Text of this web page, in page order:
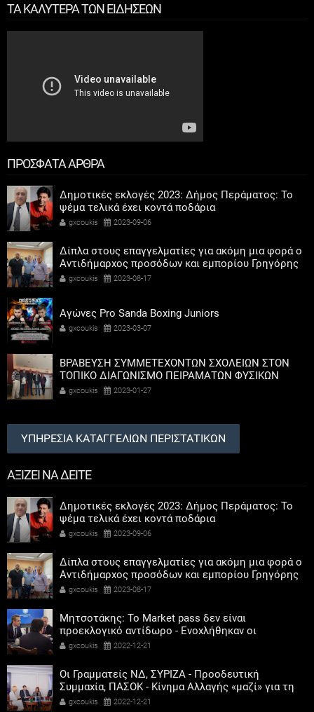
ΤΑ ΚΑΛΥΤΕΡΑ ΤΩΝ ΕΙΔΗΣΕΩΝ
ΠΡΟΣΦΑΤΑ ΑΡΘΡΑ
Δημοτικές εκλογές 2023: Δήμος Περάματος: Το
ψέμα τελικά έχει κοντά ποδάρια
gxcoukis 2023-09-06
Δίπλα στους επαγγελματίες για ακόμη μια φορά ο
Αντιδήμαρχος προσόδων και εμπορίου Γρηγόρης
Καψοκόλης
gxcoukis 2023-08-17
Αγώνες Pro Sanda Boxing Juniors
gxcoukis 2023-03-07
ΒΡΑΒΕΥΣΗ ΣΥΜΜΕΤΕΧΟΝΤΩΝ ΣΧΟΛΕΙΩΝ ΣΤΟΝ
ΤΟΠΙΚΟ ΔΙΑΓΩΝΙΣΜΟ ΠΕΙΡΑΜΑΤΩΝ ΦΥΣΙΚΩΝ
ΕΠΙΣΤΗΜΩΝ
gxcoukis 2023-01-27
ΥΠΗΡΕΣΙΑ ΚΑΤΑΓΓΕΛΙΩΝ ΠΕΡΙΣΤΑΤΙΚΩΝ
ΑΞΙΖΕΙ ΝΑ ΔΕΙΤΕ
Δημοτικές εκλογές 2023: Δήμος Περάματος: Το
ψέμα τελικά έχει κοντά ποδάρια
gxcoukis 2023-09-06
Δίπλα στους επαγγελματίες για ακόμη μια φορά ο
Αντιδήμαρχος προσόδων και εμπορίου Γρηγόρης
Καψοκόλης
gxcoukis 2023-08-17
Μητσοτάκης: Το Market pass δεν είναι
προεκλογικό αντίδωρο - Ενοχλήθηκαν οι
αριστεροί του χαβιαριού
gxcoukis 2022-12-21
Οι Γραμματείς ΝΔ, ΣΥΡΙΖΑ - Προοδευτική
Συμμαχία, ΠΑΣΟΚ - Κίνημα Αλλαγής «μαζί» για τη
συμμετοχή των γυναικών στην πολιτική
gxcoukis 2022-12-21